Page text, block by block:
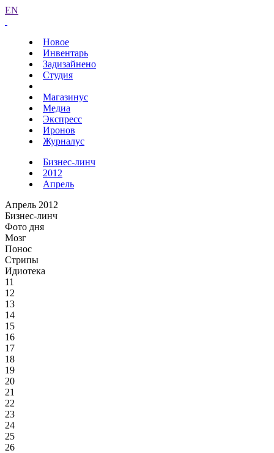
EN
Новое
Инвентарь
Задизайнено
Студия
Магазинус
Медиа
Экспресс
Иронов
Журналус
Бизнес-линч
2012
Апрель
Апрель 2012
Бизнес-линч
Фото дня
Мозг
Понос
Стрипы
Идиотека
11
12
13
14
15
16
17
18
19
20
21
22
23
24
25
26